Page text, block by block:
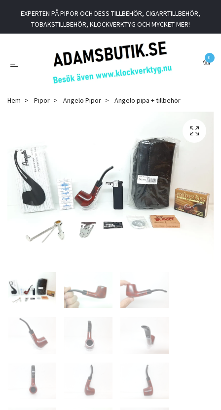
EXPERTEN PÅ PIPOR OCH DESS TILLBEHÖR, CIGARRTILLBEHÖR,
TOBAKSTILLBEHÖR, KLOCKVERKTYG OCH MYCKET MER!
0
Hem Pipor Angelo Pipor Angelo pipa + tillbehör